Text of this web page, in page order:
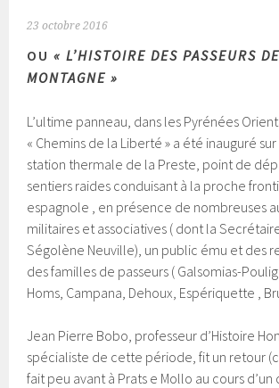
23 octobre 2016
OU« L’HISTOIRE DES PASSEURS DE
MONTAGNE »
L’ultime panneau, dans les Pyrénées
« Chemins de la Liberté » a été inauguré
station thermale de la Preste, point de
sentiers raides conduisant à la proche
espagnole , en présence de nombreuses
militaires et associatives ( dont la
Ségolène Neuville), un public ému et des
des familles de passeurs ( Galsomias-
Homs, Campana, Dehoux, Espériquette ,
Jean Pierre Bobo, professeur d’Histoire
spécialiste de cette période, fit un retour
fait peu avant à Prats e Mollo au cours